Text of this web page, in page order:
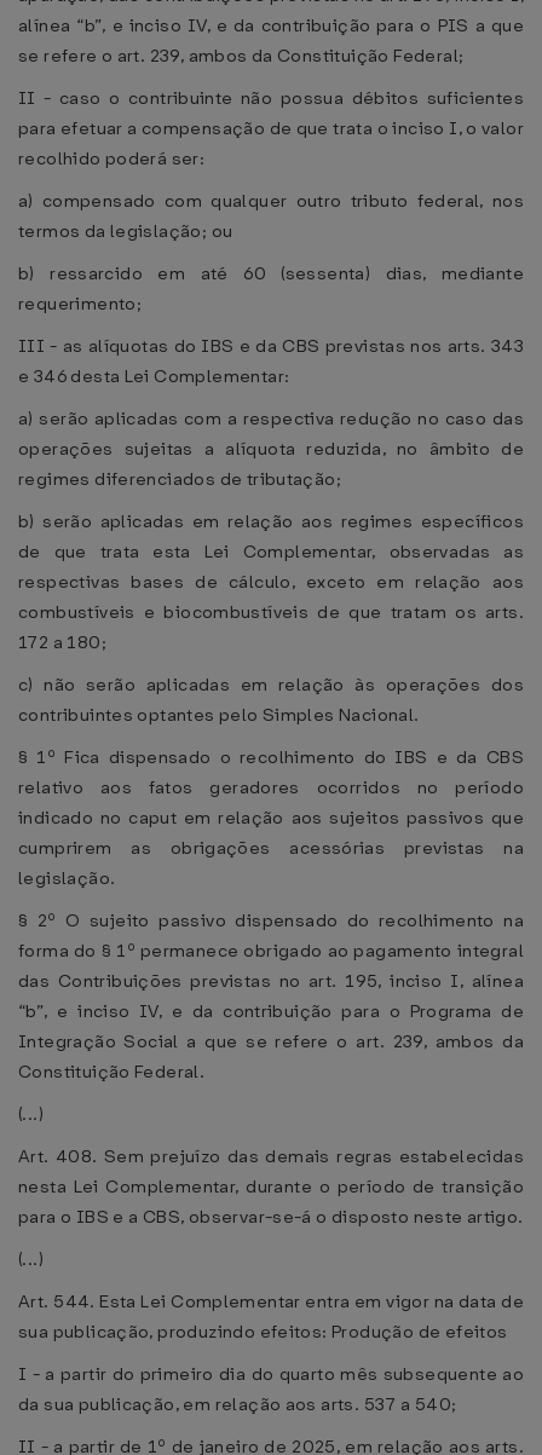
alínea “b”, e inciso IV, e da contribuição para o PIS a que
se refere o art. 239, ambos da Constituição Federal;
II - caso o contribuinte não possua débitos suficientes
para efetuar a compensação de que trata o inciso I, o valor
recolhido poderá ser:
a) compensado com qualquer outro tributo federal, nos
termos da legislação; ou
b) ressarcido em até 60 (sessenta) dias, mediante
requerimento;
III - as alíquotas do IBS e da CBS previstas nos arts. 343
e 346 desta Lei Complementar:
a) serão aplicadas com a respectiva redução no caso das
operações sujeitas a alíquota reduzida, no âmbito de
regimes diferenciados de tributação;
b) serão aplicadas em relação aos regimes específicos
de que trata esta Lei Complementar, observadas as
respectivas bases de cálculo, exceto em relação aos
combustíveis e biocombustíveis de que tratam os arts.
172 a 180;
c) não serão aplicadas em relação às operações dos
contribuintes optantes pelo Simples Nacional.
§ 1º Fica dispensado o recolhimento do IBS e da CBS
relativo aos fatos geradores ocorridos no período
indicado no caput em relação aos sujeitos passivos que
cumprirem as obrigações acessórias previstas na
legislação.
§ 2º O sujeito passivo dispensado do recolhimento na
forma do § 1º permanece obrigado ao pagamento integral
das Contribuições previstas no art. 195, inciso I, alínea
“b”, e inciso IV, e da contribuição para o Programa de
Integração Social a que se refere o art. 239, ambos da
Constituição Federal.
(...)
Art. 408. Sem prejuízo das demais regras estabelecidas
nesta Lei Complementar, durante o período de transição
para o IBS e a CBS, observar-se-á o disposto neste artigo.
(...)
Art. 544. Esta Lei Complementar entra em vigor na data de
sua publicação, produzindo efeitos: Produção de efeitos
I - a partir do primeiro dia do quarto mês subsequente ao
da sua publicação, em relação aos arts. 537 a 540;
II - a partir de 1º de janeiro de 2025, em relação aos arts.